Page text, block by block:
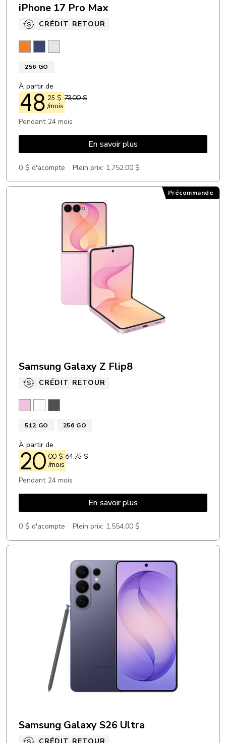
iPhone 17 Pro Max
CRÉDIT RETOUR
256 GO
À partir de
48 25 $
/mois
73,00 $
Pendant 24 mois
En savoir plus
0 $ d'acompte Plein prix: 1,752.00 $
Samsung Galaxy Z Flip8
Précommande
CRÉDIT RETOUR
512 GO 256 GO
À partir de
20 00 $
/mois
64,75 $
Pendant 24 mois
En savoir plus
0 $ d'acompte Plein prix: 1,554.00 $
Samsung Galaxy S26 Ultra